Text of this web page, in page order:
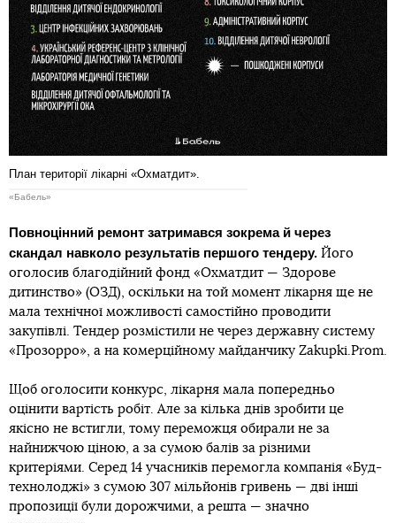
План території лікарні «Охматдит».
«Бабель»
Повноцінний ремонт затримався зокрема й через
скандал навколо результатів першого тендеру. Його
оголосив благодійний фонд «Охматдит — Здорове
дитинство» (ОЗД), оскільки на той момент лікарня ще не
мала технічної можливості самостійно проводити
закупівлі. Тендер розмістили не через державну систему
«Прозорро», а на комерційному майданчику Zakupki.Prom.
Щоб оголосити конкурс, лікарня мала попередньо
оцінити вартість робіт. Але за кілька днів зробити це
якісно не встигли, тому переможця обирали не за
найнижчою ціною, а за сумою балів за різними
критеріями. Серед 14 учасників перемогла компанія «Буд-
технолоджі» з сумою 307 мільйонів гривень — дві інші
пропозиції були дорожчими, а решта — значно